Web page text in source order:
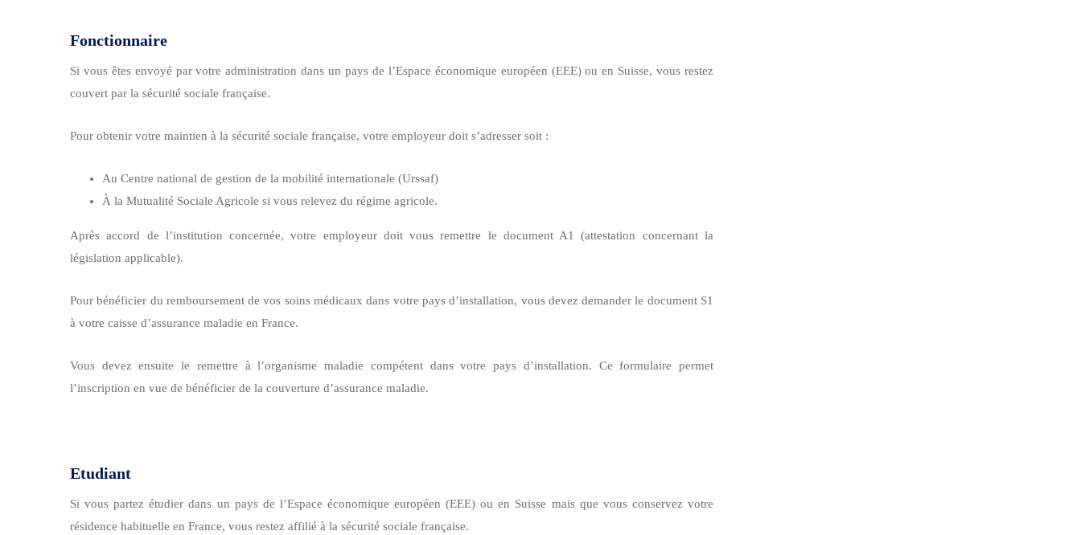
Fonctionnaire
Si vous êtes envoyé par votre administration dans unpays de l’Espace économique européen (EEE)ou en Suisse, vous restez
couvert par la sécurité sociale française.
Pour obtenir votre maintien à la sécurité sociale française, votre employeur doit s’adresser soit :
Au Centre national de gestion de la mobilité internationale (Urssaf)
À la Mutualité Sociale Agricole si vous relevez du régime agricole.
Après accord de l’institution concernée, votre employeur doit vous remettre le document A1 (attestation concernant la
législation applicable).
Pour bénéficier du remboursement de vos soins médicaux dans votre pays d’installation, vous devez demander le document S1
à votre caisse d’assurance maladie en France.
Vous devez ensuite le remettre à l’organisme maladie compétent dans votre pays d’installation. Ce formulaire permet
l’inscription en vue de bénéficier de la couverture d’assurance maladie.
Etudiant
Si vous partez étudier dans un pays de l’Espace économique européen (EEE) ou en Suisse mais que vous conservez votre
résidence habituelle en France, vous restez affilié à la sécurité sociale française.